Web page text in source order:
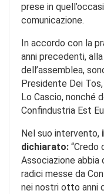
prese in
comunicazione.
In accordo con la
anni precedenti,
dell’assemblea,
Presidente Dei
Lo Cascio, nonché
Confindustria Est
Nel suo intervento,
dichiarato: “Credo
Associazione
radici messe da
nei nostri otto anni